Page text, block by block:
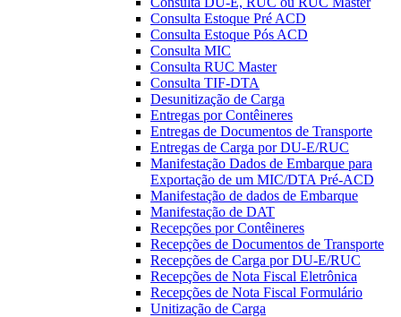
Consulta Estoque Pré ACD
Consulta Estoque Pós ACD
Consulta MIC
Consulta RUC Master
Consulta TIF-DTA
Desunitização de Carga
Entregas por Contêineres
Entregas de Documentos de Transporte
Entregas de Carga por DU-E/RUC
Manifestação Dados de Embarque para
Exportação de um MIC/DTA Pré-ACD
Manifestação de dados de Embarque
Manifestação de DAT
Recepções por Contêineres
Recepções de Documentos de Transporte
Recepções de Carga por DU-E/RUC
Recepções de Nota Fiscal Eletrônica
Recepções de Nota Fiscal Formulário
Unitização de Carga